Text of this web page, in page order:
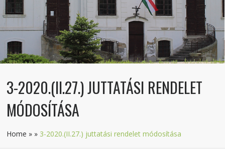
3-2020.(II.27.) JUTTATÁSI RENDELET
MÓDOSÍTÁSA
Home » » 3-2020.(II.27.) juttatási rendelet módosítása